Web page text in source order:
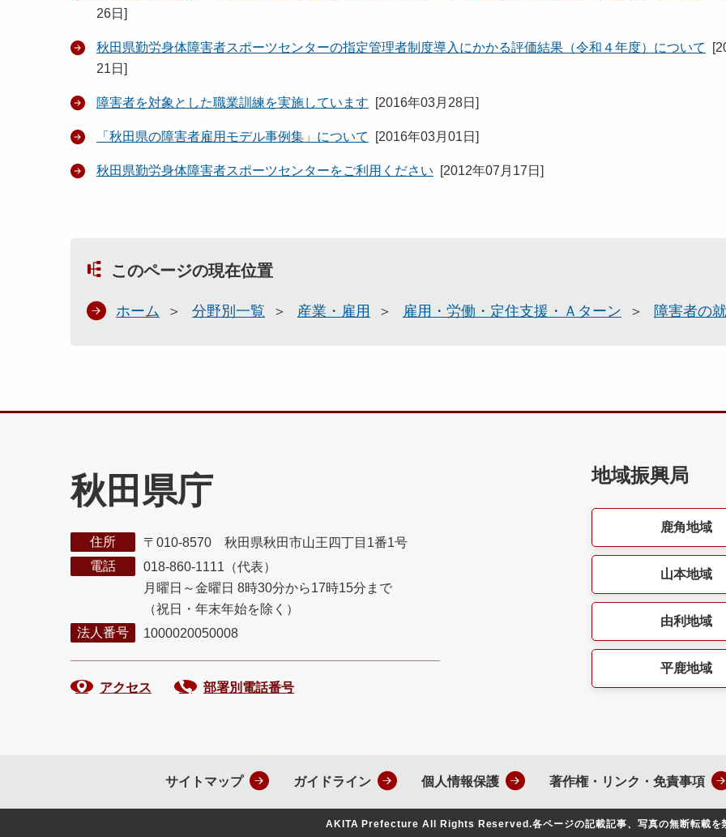
26日 ]
秋田県勤労身体障害者スポーツセンターの指定管理者制度導入にかかる評価結果（令和４年度）について [
21日 ]
障害者を対象とした職業訓練を実施しています [2016年03月28日 ]
「秋田県の障害者雇用モデル事例集」について [2016年03月01日 ]
秋田県勤労身体障害者スポーツセンターをご利用ください [2012年07月17日 ]
このページの現在位置
ホーム 分野別一覧 産業・雇用 雇用・労働・定住支援・Ａターン 障害者の
秋田県庁
住所
〒010-8570 秋田県秋田市山王四丁目1番1号
電話
018-860-1111（代表）
月曜日～金曜日 8時30分から17時15分まで
（祝日・年末年始を除く）
法人番号
1000020050008
アクセス 部署別電話番号
地域振興局
鹿角地域
山本地域
由利地域
平鹿地域
サイトマップ ガイドライン 個人情報保護 著作権・リンク・免責事項
AKITA Prefecture All Rights Reserved.各ページの記載記事、写真の無断転載を